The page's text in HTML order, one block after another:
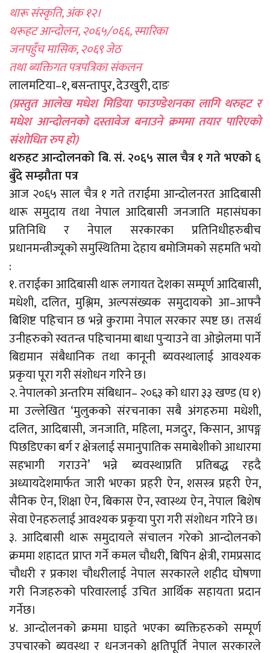
थारू संस्कृति, अंक १२।
थरूहट आन्दोलन, २०६५/०६६, स्मारिका
जनपहुँच मासिक, २०६९ जेठ
तथा ब्यक्तिगत पत्रपत्रिका संकलन
लालमटिया–१, बसन्तापुर, देउखुरी, दाङ
(प्रस्तुत आलेख मधेश मिडिया फाउण्डेशनका लागि थरुहट र
मधेश आन्दोलनको दस्तावेज बनाउने क्रममा तयार पारिएको
संशोधित रुप हो)
थरुहट आन्दोलनको बि. सं. २०६५ साल चैत्र १ गते भएको ६
बुँदे सम्झौता पत्र
आज २०६५ साल चैत्र १ गते तराईमा आन्दोलनरत आदिबासी
थारू समुदाय तथा नेपाल आदिबासी जनजाति महासंघका
प्रतिनिधि र नेपाल सरकारका प्रतिनिधीहरुबीच
प्रधानमन्त्रीज्यूको समुस्थितिमा देहाय बमोजिमको सहमति भयो
:
१. तराईका आदिबासी थारू लगायत देशका सम्पूर्ण आदिबासी,
मधेशी, दलित, मुश्लिम, अल्पसंख्यक समुदायको आ–आफ्नै
बिशिष्ट पहिचान छ भन्ने कुरामा नेपाल सरकार स्पष्ट छ। तसर्थ
उनीहरुको स्वतन्त्र पहिचानमा बाधा पुर्‍याउने वा ओझेलमा पार्ने
बिद्यमान संबैधानिक तथा कानूनी ब्यवस्थालाई आवश्यक
प्रकृया पूरा गरी संशोधन गरिने छ।
२. नेपालको अन्तरिम संबिधान– २०६३ को धारा ३३ खण्ड (घ १)
मा उल्लेखित ‘मुलुकको संरचनाका सबै अंगहरुमा मधेशी,
दलित, आदिबासी, जनजाति, महिला, मजदुर, किसान, आपङ्ग
पिछडिएका बर्ग र क्षेत्रलाई समानुपातिक समाबेशीको आधारमा
सहभागी गराउने’ भन्ने ब्यवस्थाप्रति प्रतिबद्ध रहदै
अध्यायदेशमार्फत जारी भएका प्रहरी ऐन, शसस्त्र प्रहरी ऐन,
सैनिक ऐन, शिक्षा ऐन, बिकास ऐन, स्वास्थ्य ऐन, नेपाल बिशेष
सेवा ऐनहरुलाई आवश्यक प्रकृया पुरा गरी संशोधन गरिने छ।
३. आदिबासी थारू समुदायले संचालन गरेको आन्दोलनको
क्रममा शहादत प्राप्त गर्ने कमल चौधरी, बिपिन क्षेत्री, रामप्रसाद
चौधरी र प्रकाश चौधरीलाई नेपाल सरकारले शहीद घोषणा
गरी निजहरुको परिवारलाई उचित आर्थिक सहायता प्रदान
गर्नेछ।
४. आन्दोलनको क्रममा घाइते भएका ब्यक्तिहरुको सम्पूर्ण
उपचारको ब्यवस्था र धनजनको क्षतिपूर्ति नेपाल सरकारले